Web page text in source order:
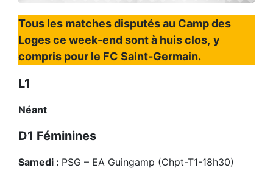
Tous les matches disputés au Camp des
Loges ce week-end sont à huis clos, y
compris pour le FC Saint-Germain.
L1
Néant
D1 Féminines
Samedi : PSG – EA Guingamp (Chpt-T1-18h30)